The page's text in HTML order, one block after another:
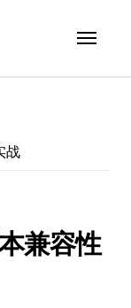
战
兼容性